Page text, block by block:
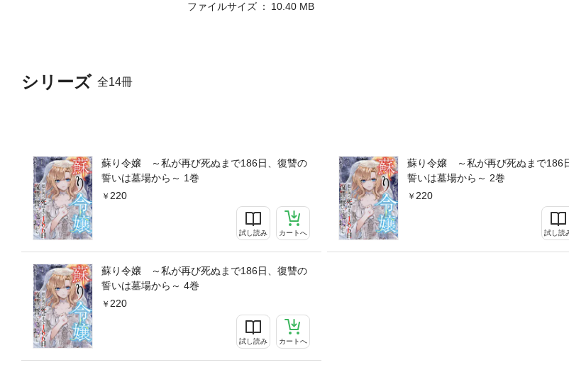
シリーズ 全14冊
蘇り令嬢 ～私が再び死ぬまで186日、復讐の
誓いは墓場から～ 1巻
220
試し読み カートへ
蘇り令嬢 ～私が再び死ぬまで186
誓いは墓場から～ 2巻
220
試し読
蘇り令嬢 ～私が再び死ぬまで186日、復讐の
誓いは墓場から～ 4巻
220
試し読み カートへ
ファイルサイズ
10.40 MB